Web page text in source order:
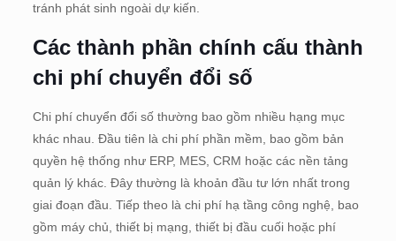
tránh phát sinh ngoài dự kiến.
Các thành phần chính cấu thành
chi phí chuyển đổi số
Chi phí chuyển đổi số thường bao gồm nhiều hạng mục
khác nhau. Đầu tiên là chi phí phần mềm, bao gồm bản
quyền hệ thống như ERP, MES, CRM hoặc các nền tảng
quản lý khác. Đây thường là khoản đầu tư lớn nhất trong
giai đoạn đầu. Tiếp theo là chi phí hạ tầng công nghệ, bao
gồm máy chủ, thiết bị mạng, thiết bị đầu cuối hoặc phí